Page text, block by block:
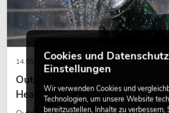
14.05.2026
Outdoor Moving-Heads:
Heads bei Events
Cookies und
Einstellungen
Wir verwenden Cookies und
Technologien, um unsere Website
bereitzustellen, Inhalte zu verbessern,